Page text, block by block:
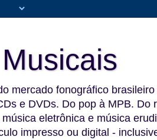
mercado fonográfico
e DVDs. Do pop à MPB.
eletrônica e música
impresso ou digital -